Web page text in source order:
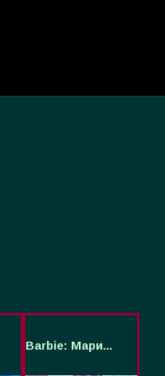
Barbie: Мари...